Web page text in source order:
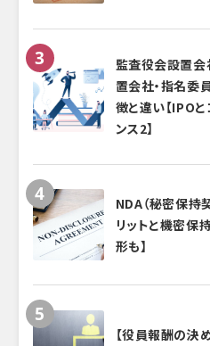
監査役会設置会
置会社・指名委
徴と違い【IPO
ンス2】
NDA（秘密保持
リットと機密保
形も】
【役員報酬の決